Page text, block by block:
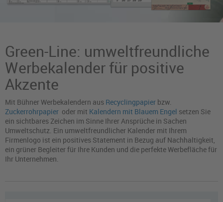
Green-Line: umweltfreundliche
Werbekalender für positive
Akzente
Mit Bühner Werbekalendern aus Recyclingpapier bzw.
Zuckerrohrpapier oder mit Kalendern mit Blauem Engel setzen Sie
ein sichtbares Zeichen im Sinne Ihrer Ansprüche in Sachen
Umweltschutz. Ein umweltfreundlicher Kalender mit Ihrem
Firmenlogo ist ein positives Statement in Bezug auf Nachhaltigkeit,
ein grüner Begleiter für Ihre Kunden und die perfekte Werbefläche für
Ihr Unternehmen.